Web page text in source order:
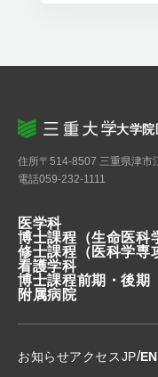
大学
住所〒514-8507 三重県津市
電話059-232-1111
医学科
博士課程 （生命医科
修士課程 （医科学専
看護学科
博士課程前期・後期
附属病院
お知らせアクセスJP/EN